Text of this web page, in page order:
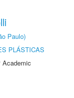
Paulo)
PLÁSTICAS
Academic